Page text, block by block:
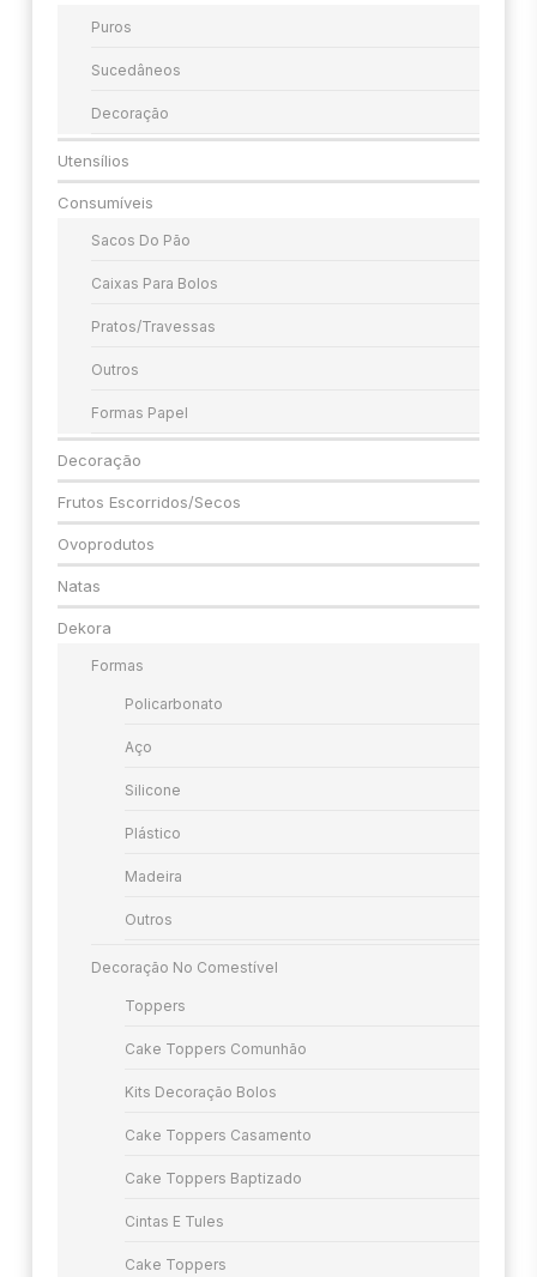
Puros
Sucedâneos
Decoração
Utensílios
Consumíveis
Sacos Do Pão
Caixas Para Bolos
Pratos/travessas
Outros
Formas Papel
Decoração
Frutos Escorridos/secos
Ovoprodutos
Natas
Dekora
Formas
Policarbonato
Aço
Silicone
Plástico
Madeira
Outros
Decoração No Comestível
Toppers
Cake Toppers Comunhão
Kits Decoração Bolos
Cake Toppers Casamento
Cake Toppers Baptizado
Cintas E Tules
Cake Toppers